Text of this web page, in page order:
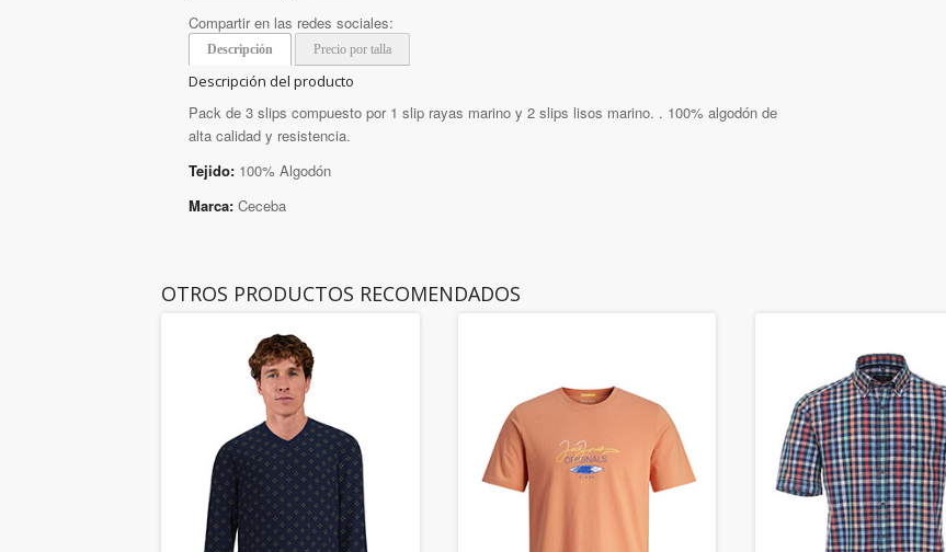
Compartir en las redes sociales:
Descripción Precio por talla
Descripción del producto
Pack de 3 slips compuesto por 1 slip rayas marino y 2 slips lisos marino. . 100% algodón de
alta calidad y resistencia.
Tejido: 100% Algodón
Marca: Ceceba
OTROS PRODUCTOS RECOMENDADOS